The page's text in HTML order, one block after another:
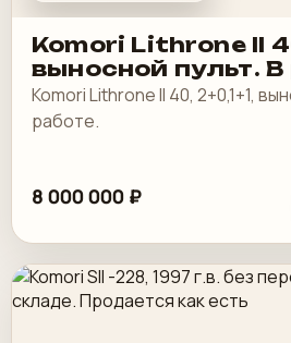
Komori Lithrone II
выносной пульт. В
Komori Lithrone II 40, 2+0,1+1,
работе.
8 000 000 ₽